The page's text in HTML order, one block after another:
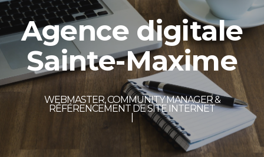
Agence digitale
Sainte-Maxime
WEBMASTER, COMMUNITY MANAGER &
RÉFÉRENCEMENT DE SITE INTERNET